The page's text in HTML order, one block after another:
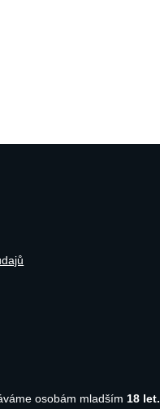
osobám mladším 18 let.